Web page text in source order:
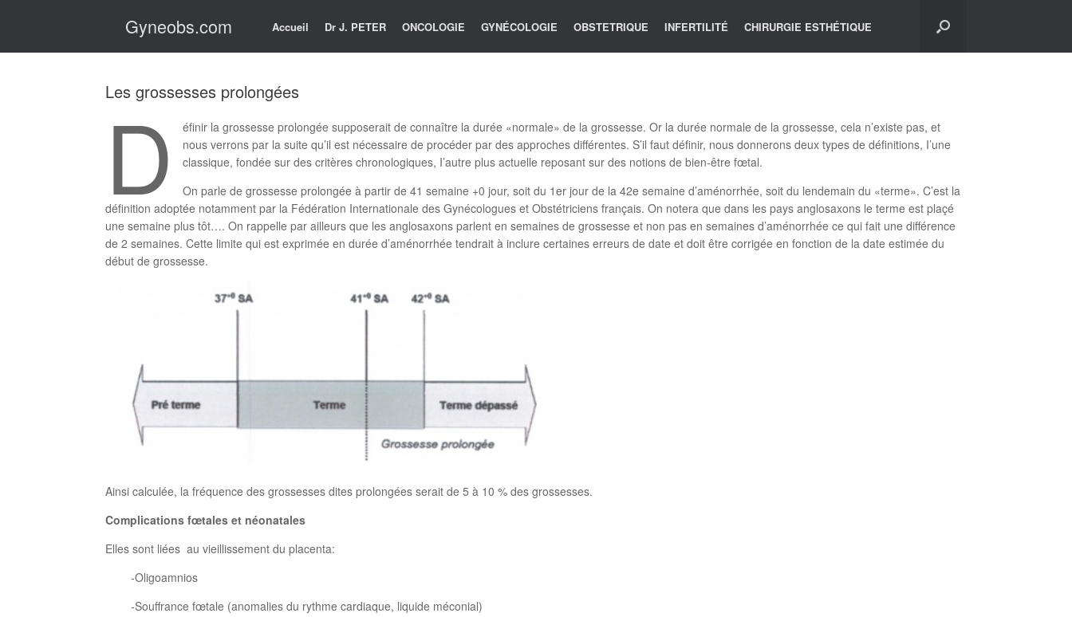
Gyneobs.com Accueil Dr J. PETER ONCOLOGIE GYNÉCOLOGIE OBSTETRIQUE INFERTILITÉ CHIRURGIE ESTHÉTIQUE
Les grossesses prolongées
D
éfinir la grossesse prolongée supposerait de connaître la durée «normale» de la grossesse. Or la durée normale de la grossesse, cela n’existe pas, et
nous verrons par la suite qu’il est nécessaire de procéder par des approches différentes. S’il faut définir, nous donnerons deux types de définitions, I’une
classique, fondée sur des critères chronologiques, I’autre plus actuelle reposant sur des notions de bien-être fœtal.
On parle de grossesse prolongée à partir de 41 semaine +0 jour, soit du 1er jour de la 42e semaine d’aménorrhée, soit du lendemain du «terme». C’est la
définition adoptée notamment par la Fédération Internationale des Gynécologues et Obstétriciens français. On notera que dans les pays anglosaxons le terme est plaçé
une semaine plus tôt…. On rappelle par ailleurs que les anglosaxons parlent en semaines de grossesse et non pas en semaines d’aménorrhée ce qui fait une différence
de 2 semaines. Cette limite qui est exprimée en durée d’aménorrhée tendrait à inclure certaines erreurs de date et doit être corrigée en fonction de la date estimée du
début de grossesse.
Ainsi calculée, la fréquence des grossesses dites prolongées serait de 5 à 10 % des grossesses.
Complications fœtales et néonatales
Elles sont liées au vieillissement du placenta:
-Oligoamnios
-Souffrance fœtale (anomalies du rythme cardiaque, liquide méconial)